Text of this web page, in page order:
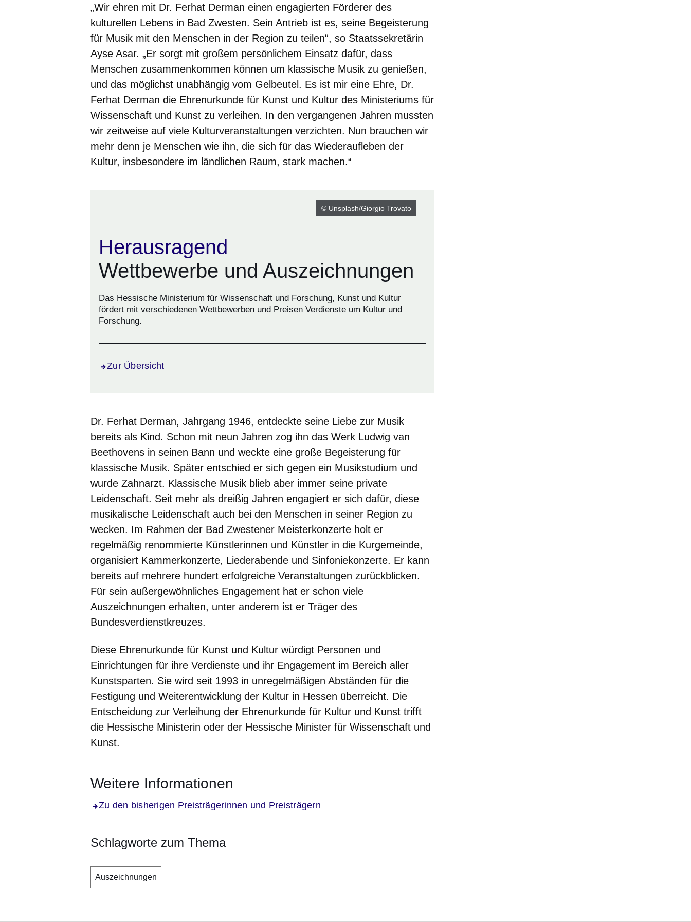
„Wir ehren mit Dr. Ferhat Derman einen engagierten Förderer des
kulturellen Lebens in Bad Zwesten. Sein Antrieb ist es, seine Begeisterung
für Musik mit den Menschen in der Region zu teilen“, so Staatssekretärin
Ayse Asar. „Er sorgt mit großem persönlichem Einsatz dafür, dass
Menschen zusammenkommen können um klassische Musik zu genießen,
und das möglichst unabhängig vom Gelbeutel. Es ist mir eine Ehre, Dr.
Ferhat Derman die Ehrenurkunde für Kunst und Kultur des Ministeriums für
Wissenschaft und Kunst zu verleihen. In den vergangenen Jahren mussten
wir zeitweise auf viele Kulturveranstaltungen verzichten. Nun brauchen wir
mehr denn je Menschen wie ihn, die sich für das Wiederaufleben der
Kultur, insbesondere im ländlichen Raum, stark machen.“
© Unsplash/Giorgio Trovato
Herausragend
Wettbewerbe und Auszeichnungen
Das Hessische Ministerium für Wissenschaft und Forschung, Kunst und Kultur
fördert mit verschiedenen Wettbewerben und Preisen Verdienste um Kultur und
Forschung.
Zur Übersicht
Dr. Ferhat Derman, Jahrgang 1946, entdeckte seine Liebe zur Musik
bereits als Kind. Schon mit neun Jahren zog ihn das Werk Ludwig van
Beethovens in seinen Bann und weckte eine große Begeisterung für
klassische Musik. Später entschied er sich gegen ein Musikstudium und
wurde Zahnarzt. Klassische Musik blieb aber immer seine private
Leidenschaft. Seit mehr als dreißig Jahren engagiert er sich dafür, diese
musikalische Leidenschaft auch bei den Menschen in seiner Region zu
wecken. Im Rahmen der Bad Zwestener Meisterkonzerte holt er
regelmäßig renommierte Künstlerinnen und Künstler in die Kurgemeinde,
organisiert Kammerkonzerte, Liederabende und Sinfoniekonzerte. Er kann
bereits auf mehrere hundert erfolgreiche Veranstaltungen zurückblicken.
Für sein außergewöhnliches Engagement hat er schon viele
Auszeichnungen erhalten, unter anderem ist er Träger des
Bundesverdienstkreuzes.
Diese Ehrenurkunde für Kunst und Kultur würdigt Personen und
Einrichtungen für ihre Verdienste und ihr Engagement im Bereich aller
Kunstsparten. Sie wird seit 1993 in unregelmäßigen Abständen für die
Festigung und Weiterentwicklung der Kultur in Hessen überreicht. Die
Entscheidung zur Verleihung der Ehrenurkunde für Kultur und Kunst trifft
die Hessische Ministerin oder der Hessische Minister für Wissenschaft und
Kunst.
Weitere Informationen
Zu den bisherigen Preisträgerinnen und Preisträgern
Schlagworte zum Thema
Auszeichnungen